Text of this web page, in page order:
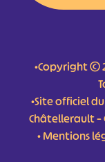
•Copyright ©
•Site officiel
Châtellerault –
•Mentions